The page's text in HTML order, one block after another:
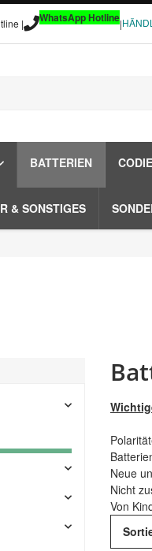
| WhatsApp Hotline|
BATTERIEN
& SONSTIGES
Neue
Nicht
Von